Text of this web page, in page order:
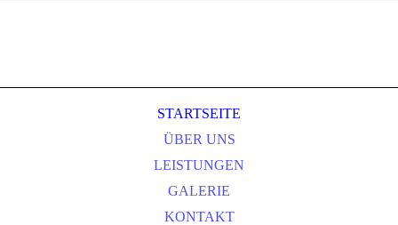
STARTSEITE
ÜBER UNS
LEISTUNGEN
GALERIE
KONTAKT